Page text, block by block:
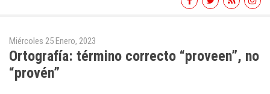
Miércoles 25 Enero, 2023
Ortografía: término correcto “proveen”, no
“provén”